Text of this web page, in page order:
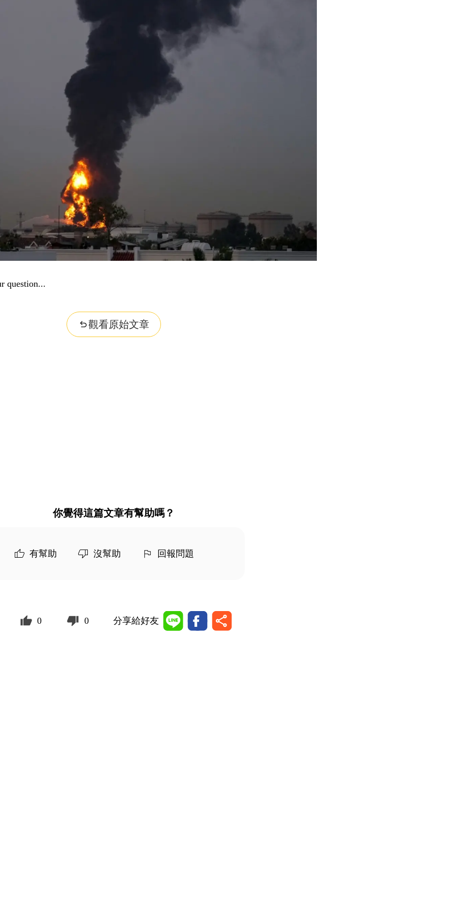
question...
觀看原始文章
你覺得這篇文章有幫助嗎？
有幫助 沒幫助 回報問題
0 0 分享給好友